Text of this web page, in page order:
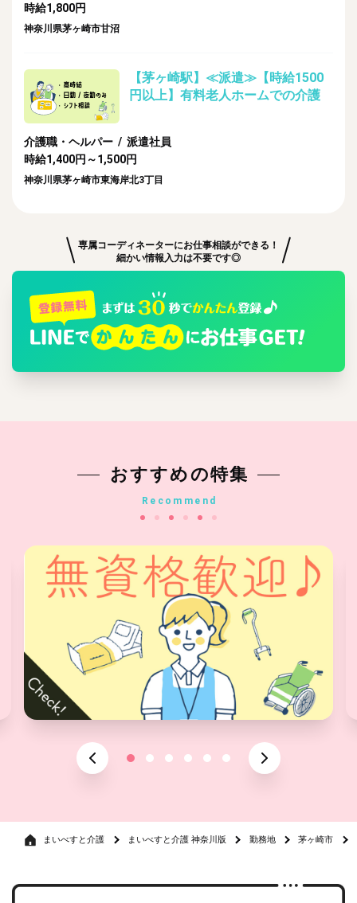
時給1,800円
神奈川県茅ヶ崎市甘沼
【茅ヶ崎駅】≪派遣≫【時給1500
円以上】有料老人ホームでの介護
介護職・ヘルパー / 派遣社員
時給1,400円～1,500円
神奈川県茅ヶ崎市東海岸北3丁目
専属コーディネーターにお仕事相談ができる！
細かい情報入力は不要です◎
おすすめの特集
Recommend
まいべすと介護 まいべすと介護 神奈川版 勤務地 茅ヶ崎市